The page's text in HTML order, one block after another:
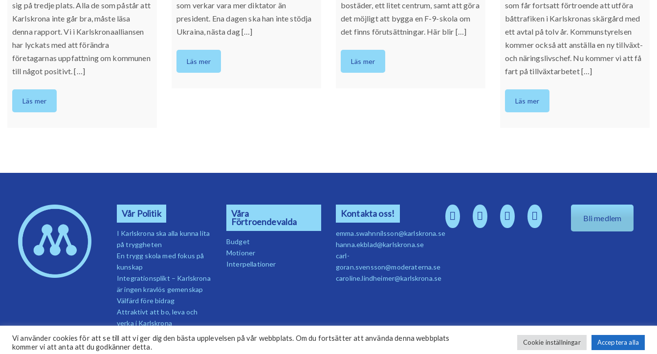
sig på tredje plats. Alla de som påstår att
Karlskrona inte går bra, måste läsa
denna rapport. Vi i Karlskronaalliansen
har lyckats med att förändra
företagarnas uppfattning om kommunen
till något positivt. […]
Läs mer
som verkar vara mer diktator än
president. Ena dagen ska han inte stödja
Ukraina, nästa dag […]
Läs mer
bostäder, ett litet centrum, samt att göra
det möjligt att bygga en F-9-skola om
det finns förutsättningar. Här blir […]
Läs mer
som får fortsatt förtroende att utföra
båttrafiken i Karlskronas skärgård med
ett avtal på tolv år. Kommunstyrelsen
kommer också att anställa en ny tillväxt-
och näringslivschef. Nu kommer vi att få
fart på tillväxtarbetet […]
Läs mer
Vår Politik
I Karlskrona ska alla kunna lita
på tryggheten
En trygg skola med fokus på
kunskap
Integrationsplikt – Karlskrona
är ingen kravlös gemenskap
Välfärd före bidrag
Attraktivt att bo, leva och
verka i Karlskrona
Vår politik
Våra
Förtroendevalda
Budget
Motioner
Interpellationer
Kontakta oss!
emma.swahnnilsson@karlskrona.se
hanna.ekblad@karlskrona.se
carl-
goran.svensson@moderaterna.se
caroline.lindheimer@karlskrona.se
Bli medlem
Vi använder cookies för att se till att vi ger dig den bästa upplevelsen på vår webbplats. Om du fortsätter att använda denna webbplats
kommer vi att anta att du godkänner detta.
Cookie inställningar Acceptera alla